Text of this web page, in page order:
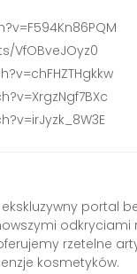
VfOBveJOyz0
portal
odkryciami
rzetelne
kosmetyków.